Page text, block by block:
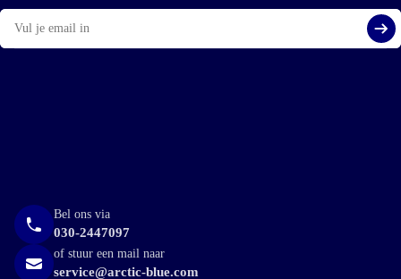
8 dec 2023
Onze kleine man vindt het heerlijk
Yassin
E-
mail
Bel ons via
030-2447097
of stuur een mail naar
service@arctic-blue.com